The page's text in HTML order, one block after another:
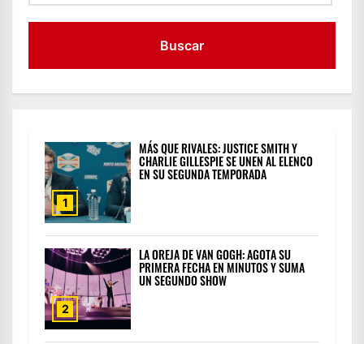
1
MÁS QUE RIVALES: JUSTICE SMITH Y
CHARLIE GILLESPIE SE UNEN AL ELENCO
EN SU SEGUNDA TEMPORADA
2
LA OREJA DE VAN GOGH: AGOTA SU
PRIMERA FECHA EN MINUTOS Y SUMA
UN SEGUNDO SHOW